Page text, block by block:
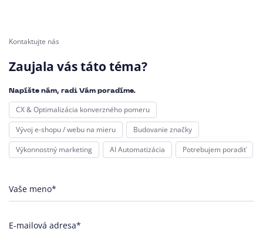
Kontaktujte nás
Zaujala vás táto téma?
Napíšte nám, radi Vám poradíme.
CX & Optimalizácia konverzného pomeru
Vývoj e-shopu / webu na mieru
Budovanie značky
Výkonnostný marketing
AI Automatizácia Potrebujem poradiť
Vaše meno*
E-mailová adresa*